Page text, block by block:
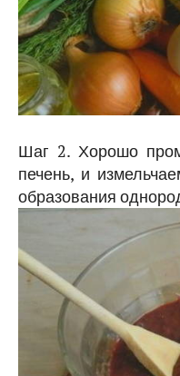
Шаг 2. Хорошо
печень, и
образования